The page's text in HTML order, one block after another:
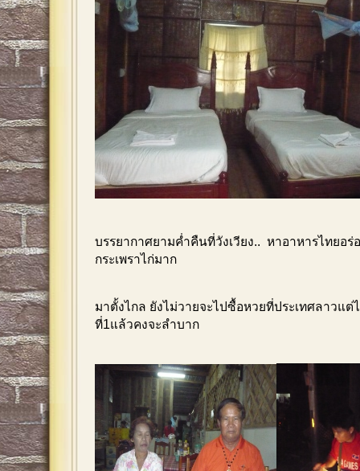
บรรยากาศยามค่ำคืนที่วังเวียง.. หาอาหารไทยอ
กระเพราไก่มาก
มาตั้งไกล ยังไม่วายจะไปซื้อหวยที่ประเทศลาวแต่
ที่1แล้วคงจะลำบาก